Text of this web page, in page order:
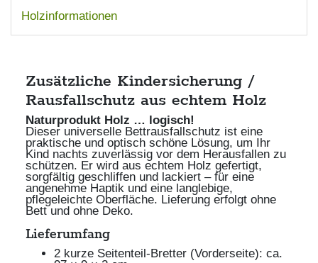
Holzinformationen
Zusätzliche Kindersicherung /
Rausfallschutz aus echtem Holz
Naturprodukt Holz … logisch!
Dieser universelle Bettrausfallschutz ist eine
praktische und optisch schöne Lösung, um Ihr
Kind nachts zuverlässig vor dem Herausfallen zu
schützen. Er wird aus echtem Holz gefertigt,
sorgfältig geschliffen und lackiert – für eine
angenehme Haptik und eine langlebige,
pflegeleichte Oberfläche. Lieferung erfolgt ohne
Bett und ohne Deko.
Lieferumfang
2 kurze Seitenteil-Bretter (Vorderseite): ca.